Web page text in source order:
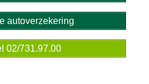
autoverzekering
02/731.97.00